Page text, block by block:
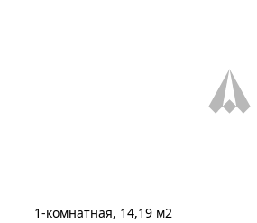
1-комнатная, 14,19 м2